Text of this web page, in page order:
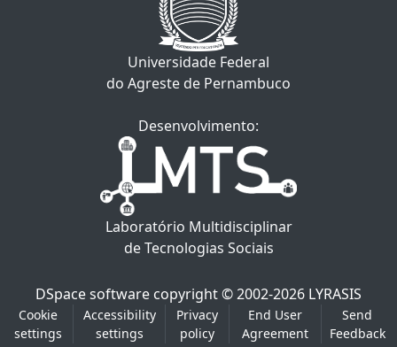
Universidade Federal
do Agreste de Pernambuco
Desenvolvimento:
Laboratório Multidisciplinar
de Tecnologias Sociais
DSpace software copyright © 2002-2026 LYRASIS
Cookie
settings
Accessibility
settings
Privacy
policy
End User
Agreement
Send
Feedback